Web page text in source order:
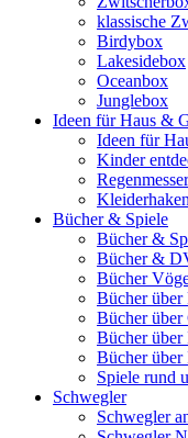
klassische
Birdybox
Lakesidebox
Oceanbox
Junglebox
Ideen für Haus &
Ideen für
Kinder
Regenmesser
Bücher & Spiele
Bücher &
Bücher &
Bücher
Bücher über
Bücher
Bücher über
Bücher über
Spiele rund
Schwegler
Schwegler